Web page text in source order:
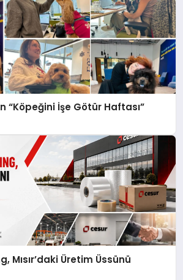
“Köpeğini İşe Götür Haftası”
Mısır’daki Üretim Üssünü